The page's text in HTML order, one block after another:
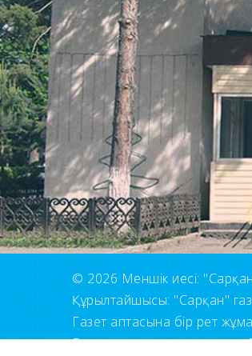
© 2026 Меншік иесі: "Сарқан
Құрылтайшысы: "Сарқан"
Газет аптасына бір рет
Барлық құқықтар сақталған.